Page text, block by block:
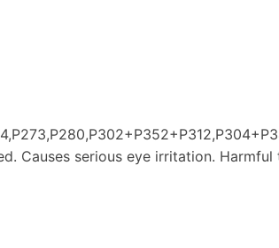
Causes serious eye irritation.
Your discount applies to orders